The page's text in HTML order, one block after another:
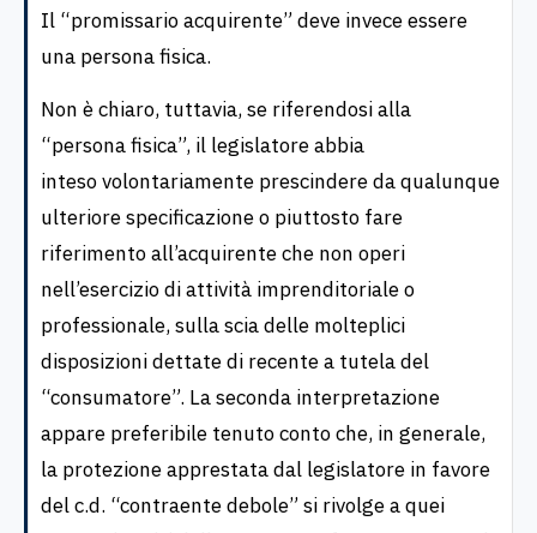
Il “promissario acquirente” deve invece essere
una persona fisica.
Non è chiaro, tuttavia, se riferendosi alla
“persona fisica”, il legislatore abbia
inteso volontariamente prescindere da qualunque
ulteriore specificazione o piuttosto fare
riferimento all’acquirente che non operi
nell’esercizio di attività imprenditoriale o
professionale, sulla scia delle molteplici
disposizioni dettate di recente a tutela del
“consumatore”. La seconda interpretazione
appare preferibile tenuto conto che, in generale,
la protezione apprestata dal legislatore in favore
del c.d. “contraente debole” si rivolge a quei